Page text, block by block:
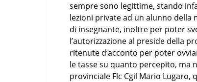
sempre sono legittime, stando
lezioni private ad un alunno della
di insegnante, inoltre per poter
l’autorizzazione al preside della
ritenute d’acconto per poter
le tasse su quanto percepito, ma
provinciale Flc Cgil Mario Lugaro,